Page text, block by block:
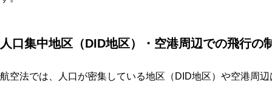
人口集中地区（DID地区）・空港周辺での飛行の
航空法では、人口が密集している地区（DID地区）や空港周